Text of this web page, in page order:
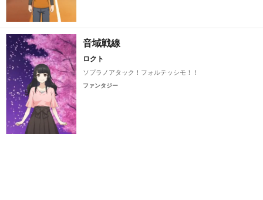
音域戦線
ロクト
ソプラノアタック！フォルテッシモ！！
ファンタジー